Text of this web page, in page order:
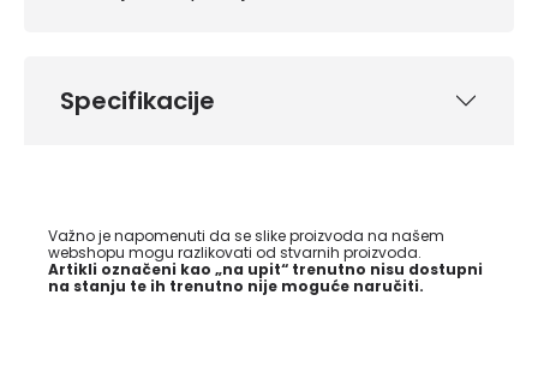
Specifikacije
Važno je napomenuti da se slike proizvoda na našem
webshopu mogu razlikovati od stvarnih proizvoda.
Artikli označeni kao „na upit“ trenutno nisu dostupni
na stanju te ih trenutno nije moguće naručiti.